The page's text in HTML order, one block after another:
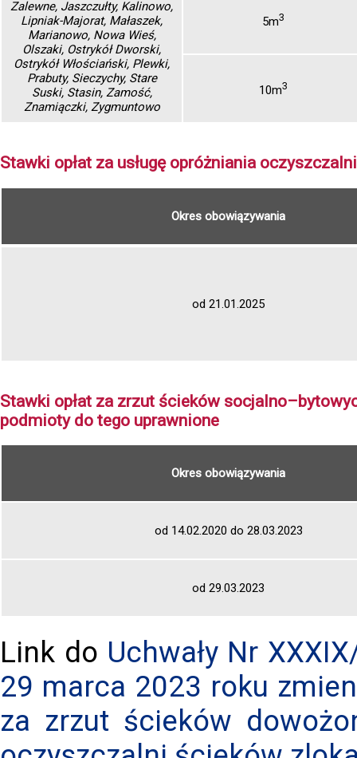
Zalewne, Jaszczułty, Kalinowo,
Lipniak-Majorat, Małaszek,
Marianowo, Nowa Wieś,
Olszaki, Ostrykół Dworski,
Ostrykół Włościański, Plewki,
Prabuty, Sieczychy, Stare
Suski, Stasin, Zamość,
Znamiączki, Zygmuntowo
5m3
10m3
Stawki opłat za usługę opróżniania
Okres obowiązywania
od 21.01.2025
Stawki opłat za zrzut ścieków
podmioty do tego uprawnione
Okres obowiązywania
od 14.02.2020 do 28.03.2023
od 29.03.2023
Link do Uchwały Nr
29 marca 2023 roku
za zrzut ścieków